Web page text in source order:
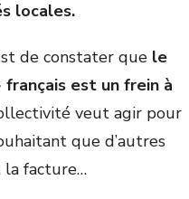
locales.
de constater que le
est un frein à
veut agir pour
que d’autres
la facture…